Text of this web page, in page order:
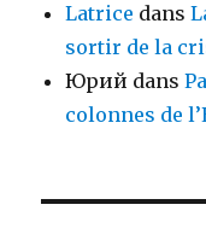
Latrice dans
sortir de la
Юрий dans
colonnes de